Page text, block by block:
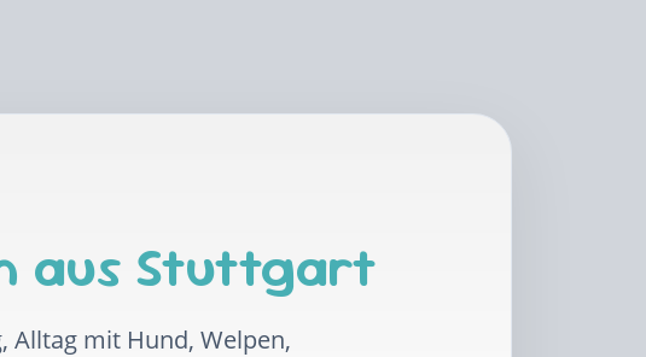
aus Stuttgart
Alltag mit Hund, Welpen,